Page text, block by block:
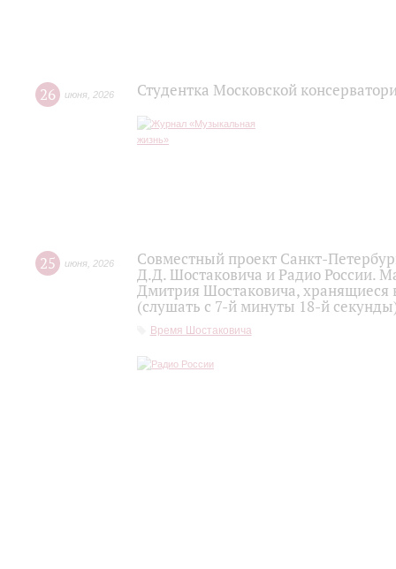
26 июня 2026 Студентка Московской
25 июня 2026
Совместный проект Санкт-
Д.Д. Шостаковича и Радио России.
Дмитрия Шостаковича, хранящиеся
(слушать с 7-й минуты 18-й
Время Шостаковича